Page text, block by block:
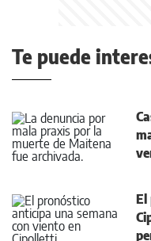
Te puede
El